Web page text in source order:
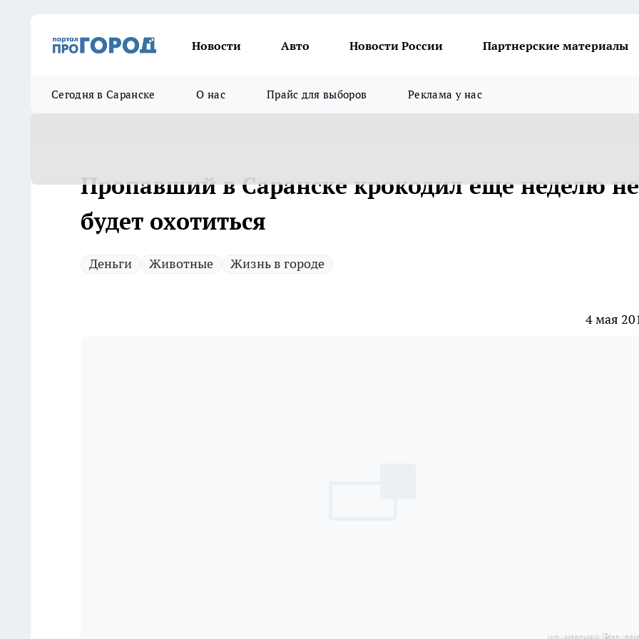
Новости Авто Новости России Партнерские материалы
Сегодня в Саранске О нас Прайс для выборов Реклама у нас
Пропавший в Саранске крокодил еще неделю не
будет охотиться
Деньги Животные Жизнь в городе
4 мая
из архива Pro